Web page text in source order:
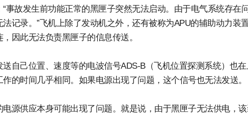
事故发生前功能正常的黑匣子突然无法启动。由于电气系统存在
记录。”飞机上除了发动机之外，还有被称为APU的辅助动力装
因此无法负责黑匣子的信息传送。
自己位置、速度等的电波信号ADS-B（飞机位置探测系统）也
的时间几乎相同。如果电源出现了问题，这个信号也无法发送。
源供应本身可能出现了问题。就是说，由于黑匣子无法供电，该